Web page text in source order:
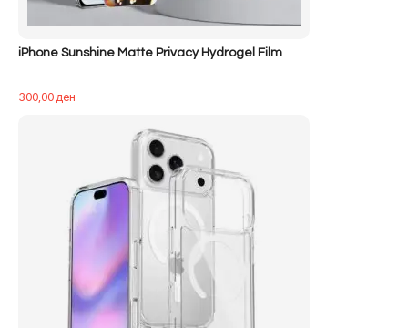
iPhone Sunshine Matte Privacy Hydrogel Film
300,00ден